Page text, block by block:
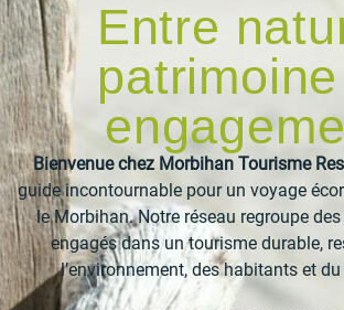
Entre
Bienvenue chez Morbihan Tourisme
guide incontournable pour un voyage
le Morbihan. Notre réseau regroupe
engagés dans un tourisme durable,
l’environnement, des habitants et